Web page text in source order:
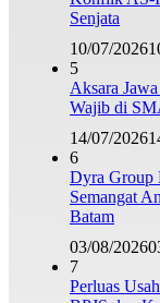
Senjata
10/07/2026
5
Aksara
Wajib di
14/07/2026
6
Dyra Group
Semangat
Batam
03/08/2026
7
Perluas